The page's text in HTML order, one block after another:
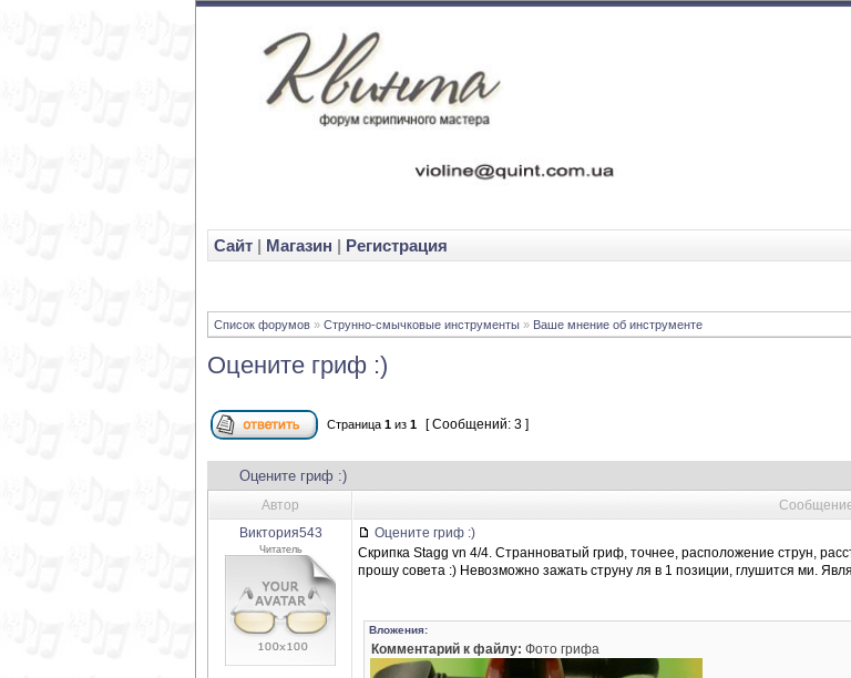
Cайт | Магазин | Регистрация
Список форумов » Струнно-смычковые инструменты » Ваше мнение об инструменте
Оцените гриф :)
Страница 1 из 1 [ Сообщений: 3 ]
Оцените гриф :)
Автор
Виктория543
Читатель
Оцените гриф :)
Скрипка Stagg vn 4/4. Странноватый гриф, точнее, расположение струн,
прошу совета :) Невозможно зажать струну ля в 1 позиции, глушится ми.
Вложения:
Комментарий к файлу: Фото грифа